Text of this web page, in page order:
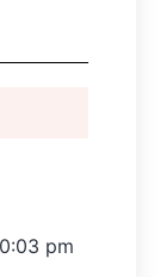
pm